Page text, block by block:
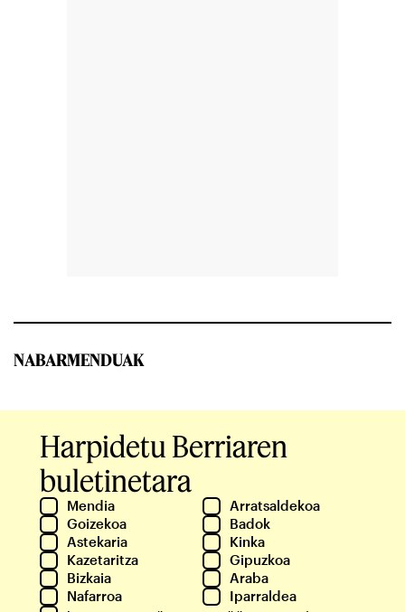
NABARMENDUAK
Harpidetu Berriaren
buletinetara
Mendia
Arratsaldekoa
Goizekoa
Badok
Astekaria
Kinka
Kazetaritza
Gipuzkoa
Bizkaia
Araba
Nafarroa
Iparraldea